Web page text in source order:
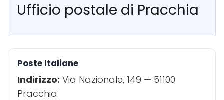
Ufficio postale di Pracchia
Poste Italiane
Indirizzo: Via Nazionale, 149 — 51100
Pracchia